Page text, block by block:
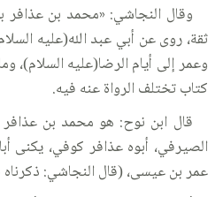
وقال النجاشي: «محمد بن عذافر
ثقة، روى عن أبي عبد الله(عليه
وعمر إلى أيام الرضا(عليه السلام)،
كتاب تختلف الرواة عنه فيه.
قال ابن نوح: هو محمد بن
الصيرفي، أبوه عذافر كوفي، يكنى
عمر بن عيسى، (قال النجاشي: